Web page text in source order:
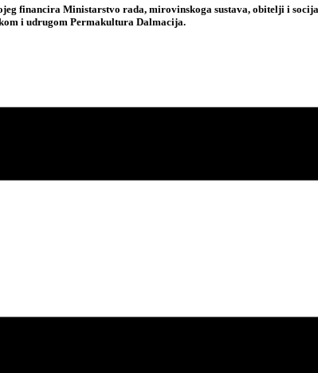
financira Ministarstvo rada, mirovinskoga sustava, obitelji i
i udrugom Permakultura Dalmacija.